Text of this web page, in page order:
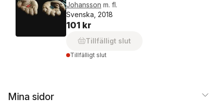
Johansson m. fl.
Svenska, 2018
101 kr
Tillfälligt slut
Tillfälligt slut
Mina sidor